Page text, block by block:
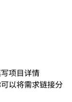
项目详情
以将需求链接分